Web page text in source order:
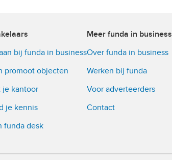
bij funda in business
promoot objecten
je kantoor
je kennis
funda desk
Meer funda in business
Over funda in business
Werken bij funda
Voor adverteerders
Contact